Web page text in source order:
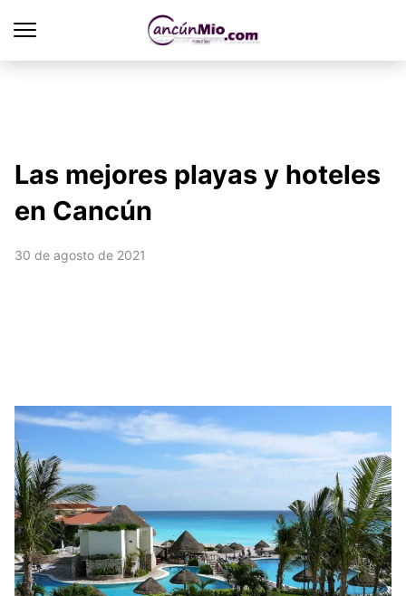
Las mejores playas y hoteles
en Cancún
30 de agosto de 2021